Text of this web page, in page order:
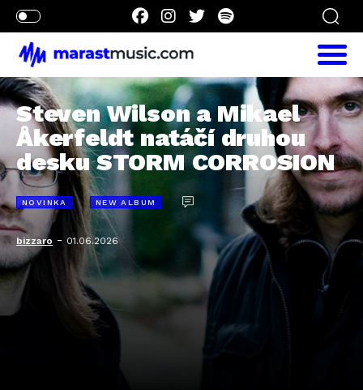
Steven Wilson a Mikael
Åkerfeldt natáčí druhou
desku STORM CORROSION
NOVINKA NEW ALBUM
bizzaro - 01.06.2026